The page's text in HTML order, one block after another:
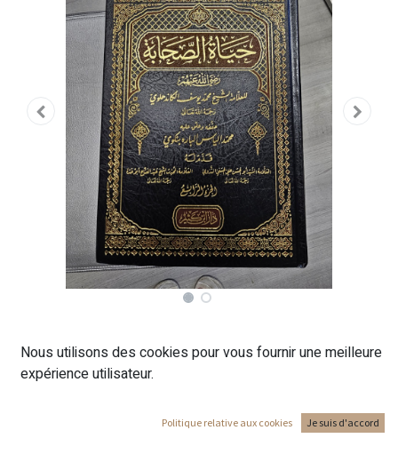
HAYAT SAHABA 4 TOMES EN
ARABE - حياة الصحابة
المحقق : محمد إلياس الباره بنكوي
Nous utilisons des cookies pour vous fournir une meilleure
expérience utilisateur.
Politique relative aux cookies Je suis d'accord